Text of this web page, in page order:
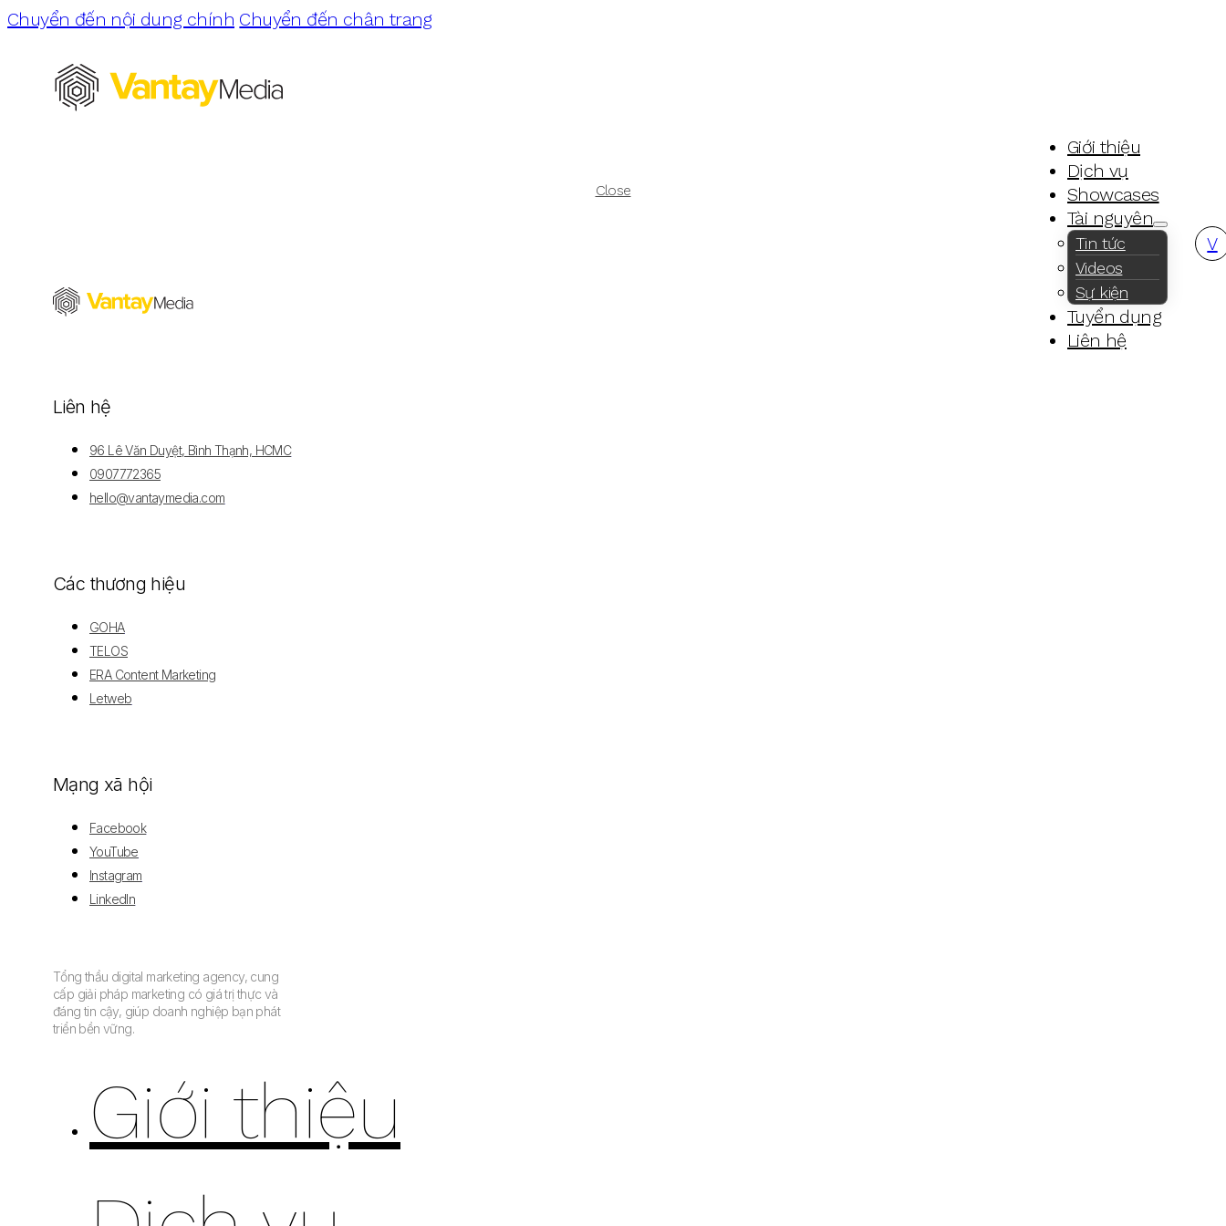
Chuyển đến nội dung chính Chuyển đến chân trang
Giới thiệu
Dịch vụ
Showcases
Tài nguyên
Tin tức
Videos
Sự kiện
Tuyển dụng
Liên hệ
V
Close
Liên hệ
96 Lê Văn Duyệt, Bình Thạnh, HCMC
0907772365
hello@vantaymedia.com
Các thương hiệu
GOHA
TELOS
ERA Content Marketing
Letweb
Mạng xã hội
Facebook
YouTube
Instagram
LinkedIn
Tổng thầu digital marketing agency, cung
cấp giải pháp marketing có giá trị thực và
đáng tin cậy, giúp doanh nghiệp bạn phát
triển bền vững.
Giới thiệu